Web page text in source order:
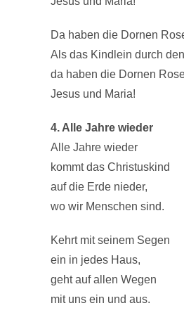
Da haben die Dornen
Als das Kindlein durch
da haben die Dornen
Jesus und Maria!
4. Alle Jahre wieder
Alle Jahre wieder
kommt das Christuskind
auf die Erde nieder,
wo wir Menschen sind.
Kehrt mit seinem Segen
ein in jedes Haus,
geht auf allen Wegen
mit uns ein und aus.